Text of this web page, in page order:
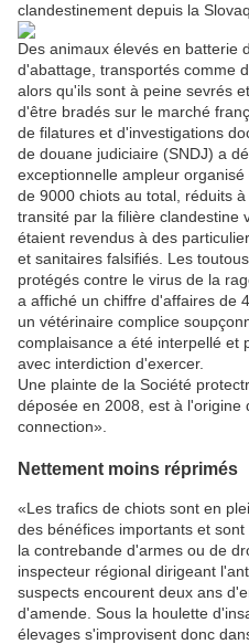
clandestinement depuis la
Des animaux élevés en batterie
d'abattage, transportés comme
alors qu'ils sont à peine sevrés
d'être bradés sur le marché
de filatures et d'investigations
de douane judiciaire (SNDJ) a
exceptionnelle ampleur
de 9000 chiots au total, réduits
transité par la filière clandestine
étaient revendus à des
et sanitaires falsifiés. Les
protégés contre le virus de la
a affiché un chiffre d'affaires de
un vétérinaire complice
complaisance a été interpellé et
avec interdiction d'exercer.
Une plainte de la Société
déposée en 2008, est à l'origine
connection».
Nettement moins réprimés
«Les trafics de chiots sont en
des bénéfices importants et
la contrebande d'armes ou de
inspecteur régional dirigeant
suspects encourent deux ans
d'amende. Sous la houlette
élevages s'improvisent donc